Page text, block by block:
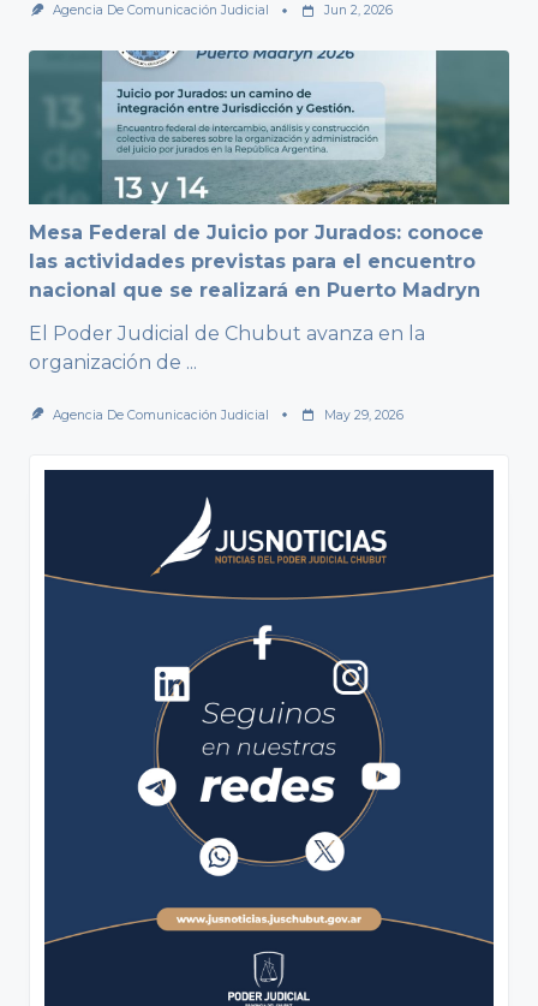
Agencia De Comunicación Judicial Jun 2, 2026
Mesa Federal de Juicio por Jurados: conoce
las actividades previstas para el encuentro
nacional que se realizará en Puerto Madryn
El Poder Judicial de Chubut avanza en la
organización de ...
Agencia De Comunicación Judicial May 29, 2026